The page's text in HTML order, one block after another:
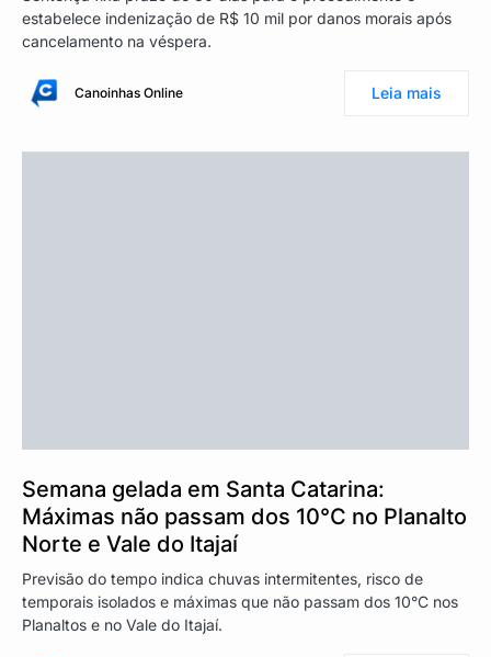
estabelece indenização de R$ 10 mil por danos morais após
cancelamento na véspera.
Canoinhas Online Leia mais
Semana gelada em Santa Catarina:
Máximas não passam dos 10°C no Planalto
Norte e Vale do Itajaí
Previsão do tempo indica chuvas intermitentes, risco de
temporais isolados e máximas que não passam dos 10°C nos
Planaltos e no Vale do Itajaí.